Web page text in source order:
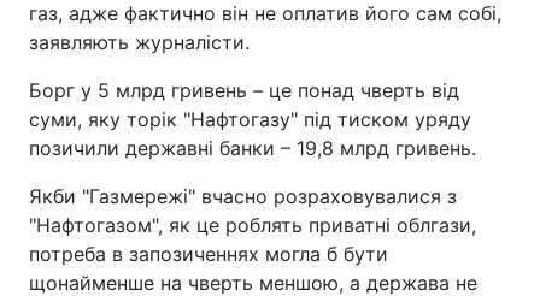
газ, адже фактично він не оплатив його сам собі,
заявляють журналісти.
Борг у 5 млрд гривень – це понад чверть від
суми, яку торік "Нафтогазу" під тиском уряду
позичили державні банки – 19,8 млрд гривень.
Якби "Газмережі" вчасно розраховувалися з
"Нафтогазом", як це роблять приватні облгази,
потреба в запозиченнях могла б бути
щонайменше на чверть меншою, а держава не